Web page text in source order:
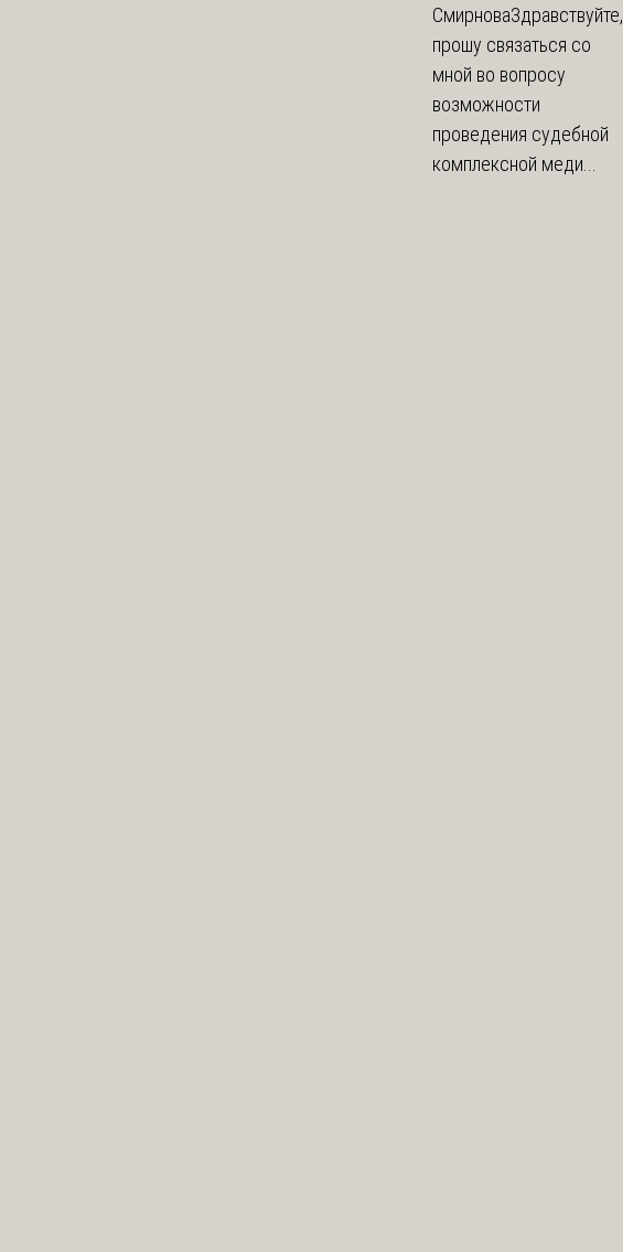
СмирноваЗдравствуйте,
прошу связаться со
мной во вопросу
возможности
проведения судебной
комплексной меди...